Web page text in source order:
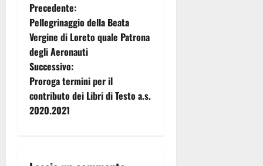
Precedente:
Pellegrinaggio della Beata
Vergine di Loreto quale Patrona
degli Aeronauti
Successivo:
Proroga termini per il
contributo dei Libri di Testo a.s.
2020.2021